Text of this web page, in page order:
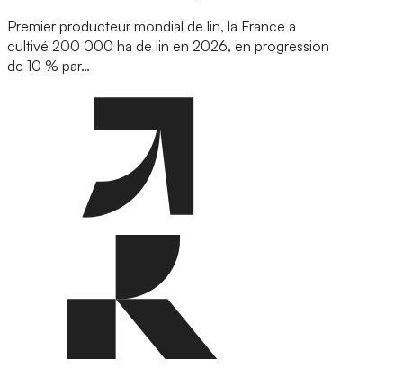
Premier producteur mondial de lin, la France a
cultivé 200 000 ha de lin en 2026, en progression
de 10 % par…